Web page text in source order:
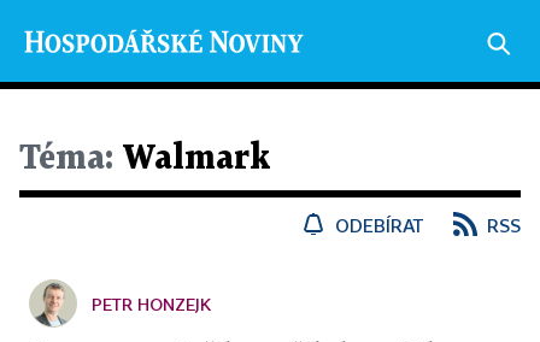
Téma: Walmark
ODEBÍRAT RSS
PETR HONZEJK